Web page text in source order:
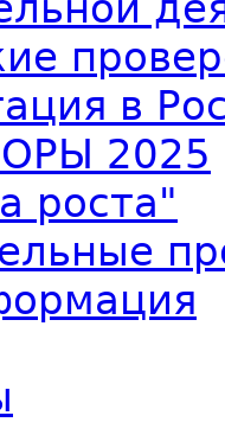
в
2025
роста"